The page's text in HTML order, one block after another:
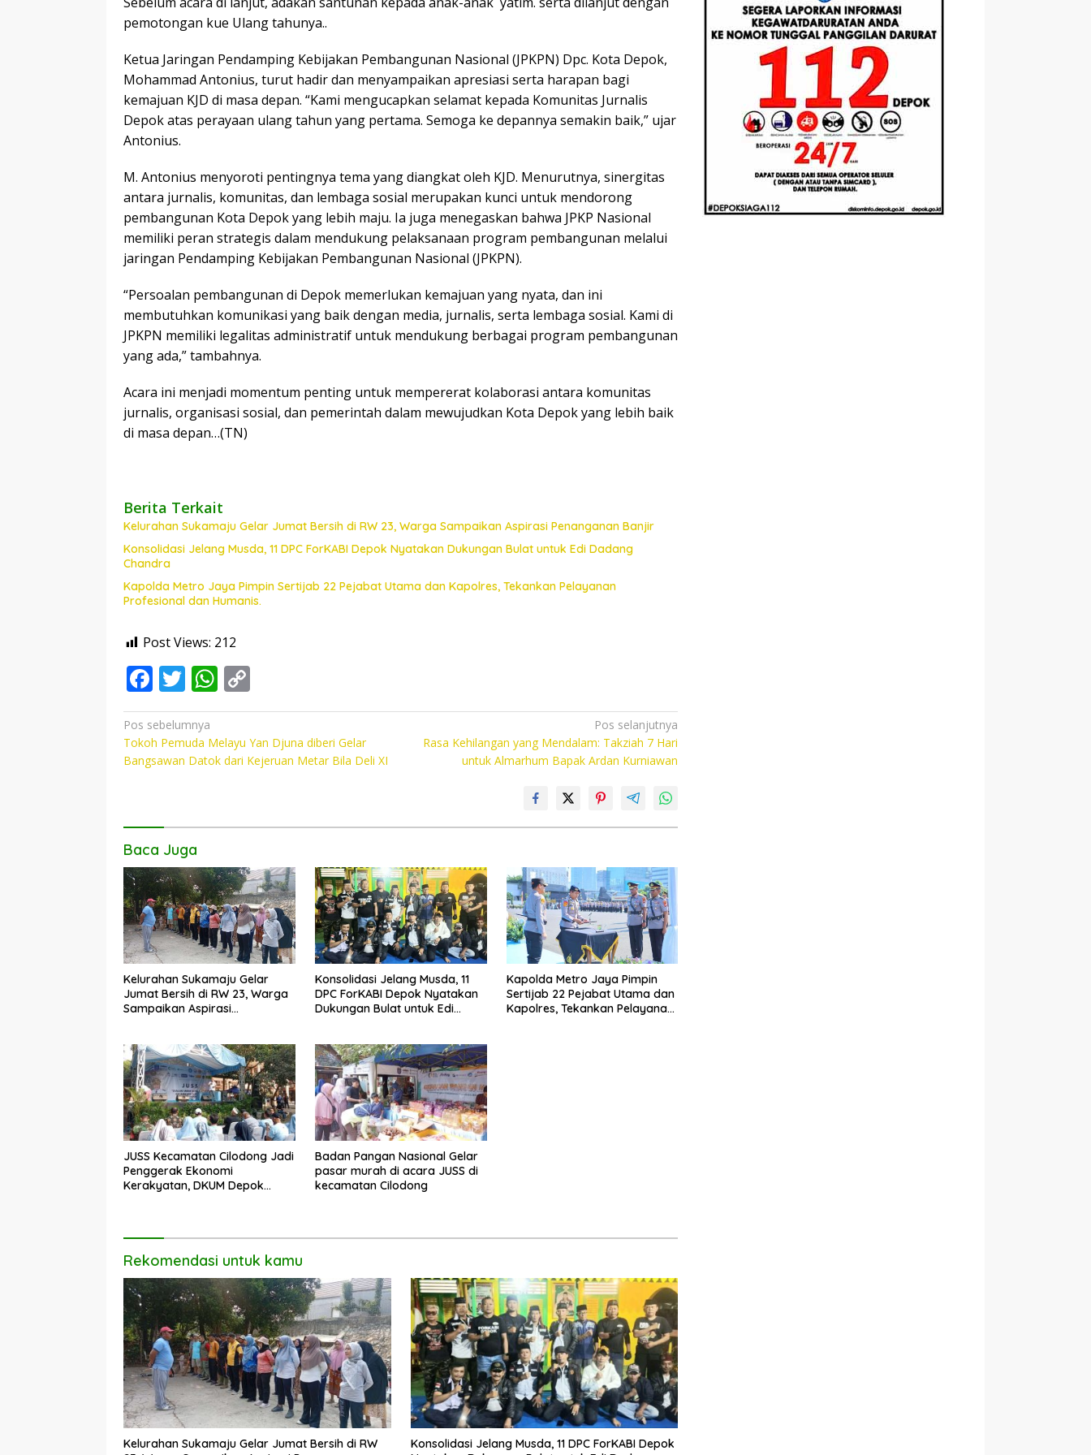
pemotongan kue Ulang tahunya..
Ketua Jaringan Pendamping Kebijakan Pembangunan Nasional (JPKPN) Dpc. Kota Depok,
Mohammad Antonius, turut hadir dan menyampaikan apresiasi serta harapan bagi
kemajuan KJD di masa depan. “Kami mengucapkan selamat kepada Komunitas Jurnalis
Depok atas perayaan ulang tahun yang pertama. Semoga ke depannya semakin baik,” ujar
Antonius.
M. Antonius menyoroti pentingnya tema yang diangkat oleh KJD. Menurutnya, sinergitas
antara jurnalis, komunitas, dan lembaga sosial merupakan kunci untuk mendorong
pembangunan Kota Depok yang lebih maju. Ia juga menegaskan bahwa JPKP Nasional
memiliki peran strategis dalam mendukung pelaksanaan program pembangunan melalui
jaringan Pendamping Kebijakan Pembangunan Nasional (JPKPN).
“Persoalan pembangunan di Depok memerlukan kemajuan yang nyata, dan ini
membutuhkan komunikasi yang baik dengan media, jurnalis, serta lembaga sosial. Kami di
JPKPN memiliki legalitas administratif untuk mendukung berbagai program pembangunan
yang ada,” tambahnya.
Acara ini menjadi momentum penting untuk mempererat kolaborasi antara komunitas
jurnalis, organisasi sosial, dan pemerintah dalam mewujudkan Kota Depok yang lebih baik
di masa depan…(TN)
Berita Terkait
Kelurahan Sukamaju Gelar Jumat Bersih di RW 23, Warga Sampaikan Aspirasi Penanganan Banjir
Konsolidasi Jelang Musda, 11 DPC ForKABI Depok Nyatakan Dukungan Bulat untuk Edi Dadang
Chandra
Kapolda Metro Jaya Pimpin Sertijab 22 Pejabat Utama dan Kapolres, Tekankan Pelayanan
Profesional dan Humanis.
Post Views: 212
F
ac
e
b
k
T
w
itt
er
W
h
at
s
p
o
p
y
k
Navigasi
pos
Pos sebelumnya
Tokoh Pemuda Melayu Yan Djuna diberi Gelar
Bangsawan Datok dari Kejeruan Metar Bila Deli XI
Pos selanjutnya
Rasa Kehilangan yang Mendalam: Takziah 7 Hari
untuk Almarhum Bapak Ardan Kurniawan
Baca Juga
Kelurahan Sukamaju Gelar
Jumat Bersih di RW 23, Warga
Sampaikan Aspirasi
Konsolidasi Jelang Musda, 11
DPC ForKABI Depok Nyatakan
Dukungan Bulat untuk Edi
Kapolda Metro Jaya Pimpin
Sertijab 22 Pejabat Utama dan
Kapolres, Tekankan Pelayanan
JUSS Kecamatan Cilodong Jadi
Penggerak Ekonomi
Kerakyatan, DKUM Depok
Badan Pangan Nasional Gelar
pasar murah di acara JUSS di
kecamatan Cilodong
Rekomendasi untuk kamu
Kelurahan Sukamaju Gelar Jumat Bersih di RW
Konsolidasi Jelang Musda, 11 DPC ForKABI Depok
Penjelasan
Ilmiahnya
Augmented
Reality
Tahun Ajaran
2026-2027